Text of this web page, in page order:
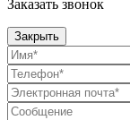
Заказать звонок
Закрыть